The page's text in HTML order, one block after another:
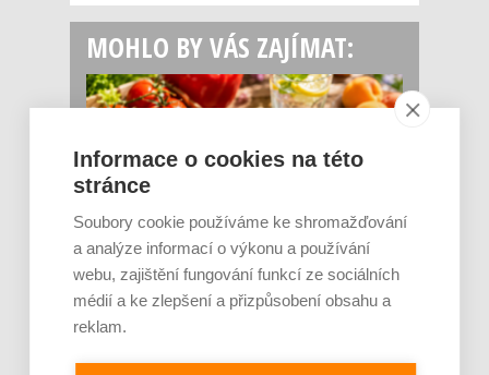
MOHLO BY VÁS ZAJÍMAT:
Rajčata, borůvky nebo ořechy. Potraviny,
které v létě pomáhají hormonům a ulevuj [...]
Léto je ideálním časem dopřát hormonům
luštěniny jsou práv...
Informace o cookies na této
stránce
Soubory cookie používáme ke shromažďování
a analýze informací o výkonu a používání
webu, zajištění fungování funkcí ze sociálních
médií a ke zlepšení a přizpůsobení obsahu a
reklam.